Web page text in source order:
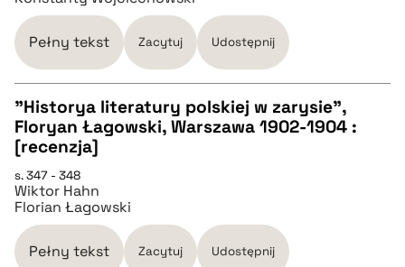
BIBTEX
pobierz cytat
Pełny tekst Zacytuj Udostępnij
CZYSTY TEKST
pobierz cytat
BIBTEX
"Historya literatury polskiej w zarysie",
Floryan Łagowski, Warszawa 1902-1904 :
[recenzja]
s. 347 - 348
Wiktor Hahn
Florian Łagowski
Pełny tekst Zacytuj Udostępnij